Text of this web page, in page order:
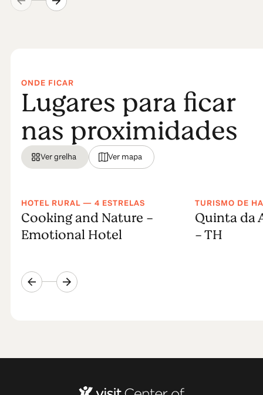
ONDE FICAR
Lugares para ficar
nas proximidades
Ver grelha Ver mapa
HOTEL RURAL — 4 ESTRELAS
Cooking and Nature -
Emotional Hotel
TURISMO DE
Quinta da
- TH